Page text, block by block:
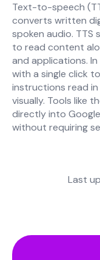
Text-to-speech
converts written
spoken audio. TTS
to read content
and applications.
with a single click
instructions read in
visually. Tools like
directly into
without requiring
Last